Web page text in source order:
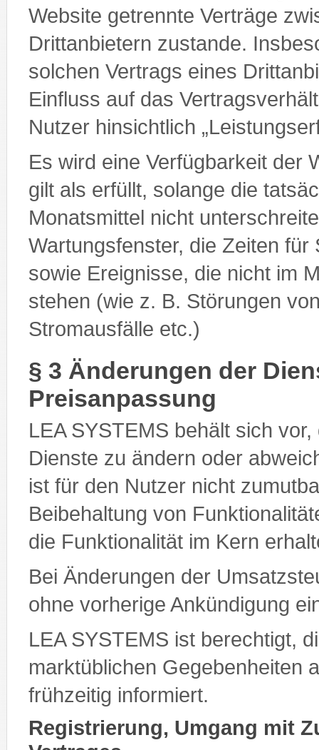
Website getrennte Verträge
Drittanbietern zustande.
solchen Vertrags eines
Einfluss auf das
Nutzer hinsichtlich
Es wird eine Verfügbarkeit der
gilt als erfüllt, solange die
Monatsmittel nicht
Wartungsfenster, die Zeiten
sowie Ereignisse, die nicht im
stehen (wie z. B. Störungen
Stromausfälle etc.)
§ 3 Änderungen der
Preisanpassung
LEA SYSTEMS behält sich
Dienste zu ändern oder
ist für den Nutzer nicht
Beibehaltung von
die Funktionalität im Kern
Bei Änderungen der
ohne vorherige Ankündigung
LEA SYSTEMS ist berechtigt,
marktüblichen Gegebenheiten
frühzeitig informiert.
Registrierung, Umgang mit